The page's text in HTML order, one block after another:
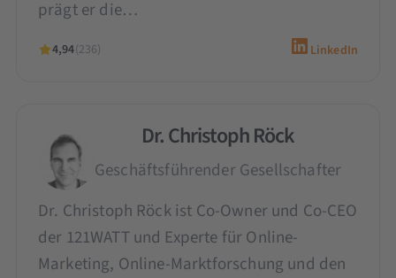
prägt er die…
4,94(236) LinkedIn
Dr. Christoph Röck
Geschäftsführender Gesellschafter
Dr. Christoph Röck ist Co-Owner und Co-CEO
der 121WATT und Experte für Online-
Marketing, Online-Marktforschung und den